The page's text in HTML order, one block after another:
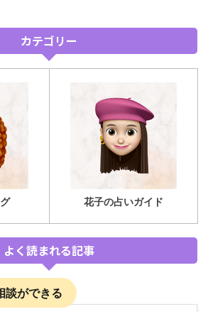
カテゴリー
花子の占いガイド
よく読まれる記事
談ができる